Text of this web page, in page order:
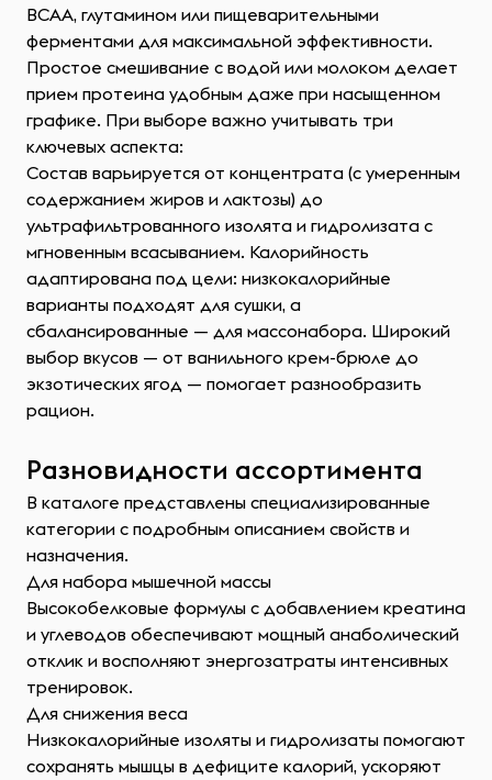
BCAA, глутамином или пищеварительными
ферментами для максимальной эффективности.
Простое смешивание с водой или молоком делает
прием протеина удобным даже при насыщенном
графике. При выборе важно учитывать три
ключевых аспекта:
Состав варьируется от концентрата (с умеренным
содержанием жиров и лактозы) до
ультрафильтрованного изолята и гидролизата с
мгновенным всасыванием. Калорийность
адаптирована под цели: низкокалорийные
варианты подходят для сушки, а
сбалансированные — для массонабора. Широкий
выбор вкусов — от ванильного крем-брюле до
экзотических ягод — помогает разнообразить
рацион.
Разновидности ассортимента
В каталоге представлены специализированные
категории с подробным описанием свойств и
назначения.
Для набора мышечной массы
Высокобелковые формулы с добавлением креатина
и углеводов обеспечивают мощный анаболический
отклик и восполняют энергозатраты интенсивных
тренировок.
Для снижения веса
Низкокалорийные изоляты и гидролизаты помогают
сохранять мышцы в дефиците калорий, ускоряют